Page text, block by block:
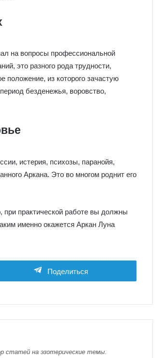
на вопросы профессиональной
это разного рода трудности,
положение, из которого зачастую
безденежья, воровство,
истерия, психозы, паранойя,
Аркана. Это во многом роднит его
при практической работе вы должны
именно окажется Аркан Луна
Поделиться
статей на эзотерические темы.